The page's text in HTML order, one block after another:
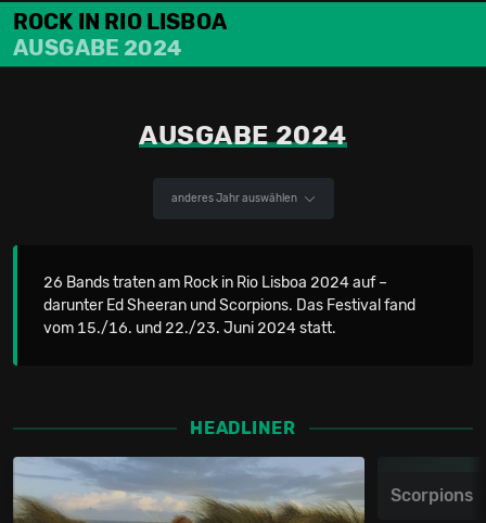
ROCK IN RIO LISBOA
AUSGABE 2024
AUSGABE 2024
anderes Jahr auswählen
26 Bands traten am Rock in Rio Lisboa 2024 auf –
darunter Ed Sheeran und Scorpions. Das Festival fand
vom 15./16. und 22./23. Juni 2024 statt.
HEADLINER
Scorpions